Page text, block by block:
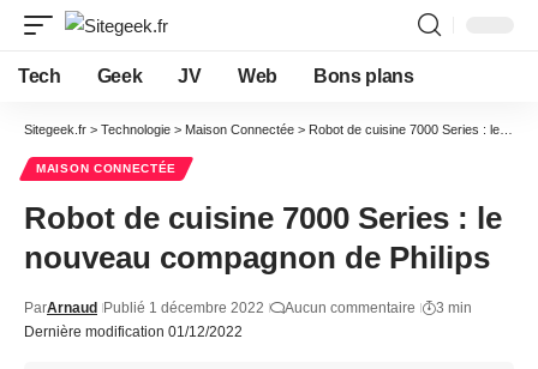
Tech Geek JV Web Bons plans
Sitegeek.fr > Technologie > Maison Connectée > Robot de cuisine 7000 Series : le nouveau compagnon de Philips
MAISON CONNECTÉE
Robot de cuisine 7000 Series : le
nouveau compagnon de Philips
Dernière modification 01/12/2022
ParArnaud Publié 1 décembre 2022 Aucun commentaire 3 min